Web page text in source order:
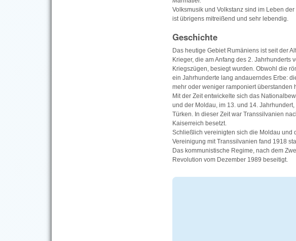
Volksmusik und Volkstanz sind im Leben
ist übrigens mitreißend und sehr lebendig.
Geschichte
Das heutige Gebiet Rumäniens ist seit der
Krieger, die am Anfang des 2.
Kriegszügen, besiegt wurden. Obwohl die
ein Jahrhunderte lang andauerndes Erbe:
mehr oder weniger ramponiert überstanden
Mit der Zeit entwickelte sich das
und der Moldau, im 13. und 14.
Türken. In dieser Zeit war Transsilvanien
Kaiserreich besetzt.
Schließlich vereinigten sich die Moldau und
Vereinigung mit Transsilvanien fand 1918
Das kommunistische Regime, nach dem
Revolution vom Dezember 1989 beseitigt.